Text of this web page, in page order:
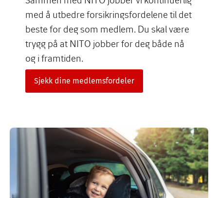
med å utbedre forsikringsfordelene til det
beste for deg som medlem. Du skal være
trygg på at NITO jobber for deg både nå
og i framtiden.
Sjekk dine medlemsfordeler